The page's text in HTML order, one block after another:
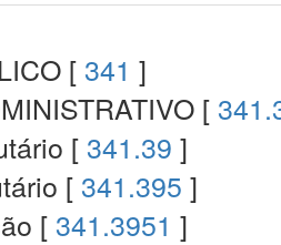
[ 341 ]
[
[ 341.39 ]
[ 341.395 ]
[ 341.3951 ]